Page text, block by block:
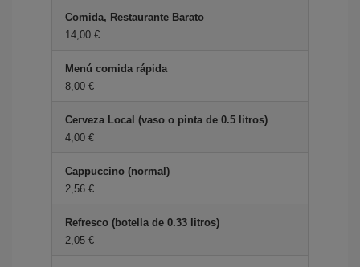
Comida, Restaurante Barato
14,00 €
Menú comida rápida
8,00 €
Cerveza Local (vaso o pinta de 0.5 litros)
4,00 €
Cappuccino (normal)
2,56 €
Refresco (botella de 0.33 litros)
2,05 €